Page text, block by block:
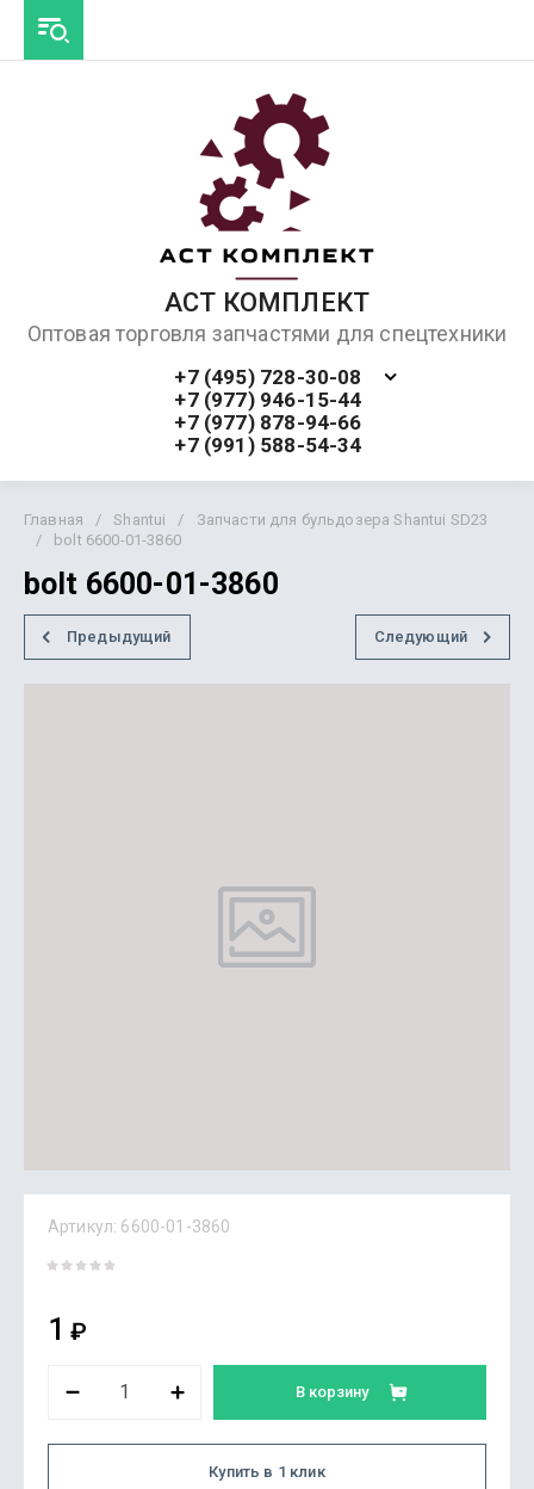
АСТ КОМПЛЕКТ
Оптовая торговля запчастями для спецтехники
+7 (495) 728-30-08
+7 (977) 946-15-44
+7 (977) 878-94-66
+7 (991) 588-54-34
Главная / Shantui /
Запчасти для бульдозера Shantui SD23
/
bolt 6600-01-3860
bolt 6600-01-3860
Предыдущий Следующий
Артикул: 6600-01-3860
1 ₽
В корзину
Купить в 1 клик